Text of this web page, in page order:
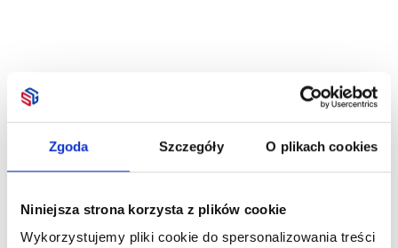
Zgoda Szczegóły O plikach cookies
Niniejsza strona korzysta z plików cookie
Wykorzystujemy pliki cookie do spersonalizowania treści